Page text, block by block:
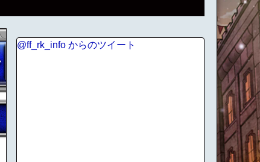
@ff_rk_info からのツイート